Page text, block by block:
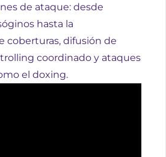
de ataque: desde
hasta la
coberturas, difusión de
trolling coordinado y ataques
el doxing.